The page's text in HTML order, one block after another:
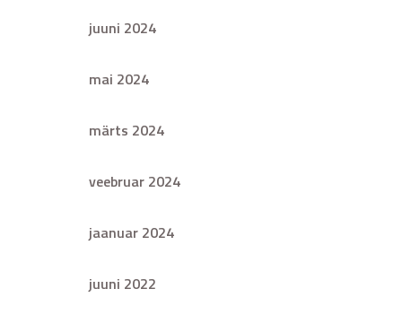
juuni 2024
mai 2024
märts 2024
veebruar 2024
jaanuar 2024
juuni 2022